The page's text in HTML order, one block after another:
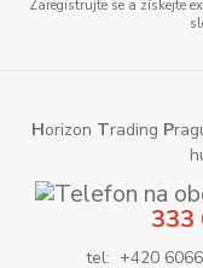
Zaregistrujte se a získejte
Horizon Trading P
333
tel: +420